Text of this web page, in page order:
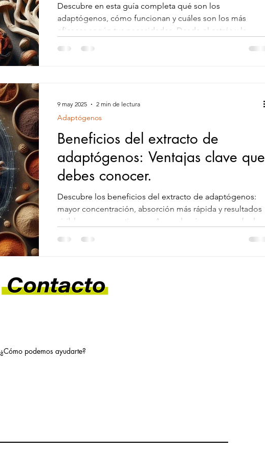
Descubre en esta guía completa qué son los
adaptógenos, cómo funcionan y cuáles son los más
eficaces según tus necesidades. Desde el estrés y la
Beneficios del extracto de
adaptógenos: Ventajas clave que
debes conocer.
Descubre los beneficios del extracto de adaptógenos:
mayor concentración, absorción más rápida y resultados
visibles en menos tiempo. Aprende cómo aprovecharlos
Adaptógenos
9 may 2025 2 min de lectura
¿Cómo podemos ayudarte?